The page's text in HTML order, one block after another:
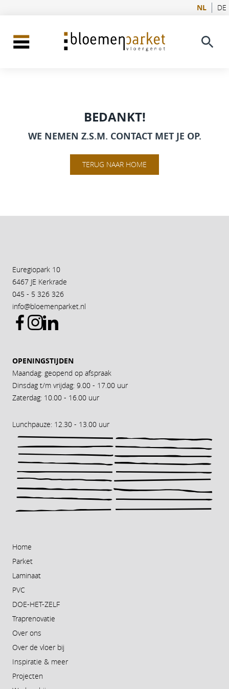
NL DE
BEDANKT!
WE NEMEN Z.S.M. CONTACT MET JE OP.
TERUG NAAR HOME
Euregiopark 10
6467 JE Kerkrade
045 - 5 326 326
info@bloemenparket.nl
OPENINGSTIJDEN
Maandag: geopend op afspraak
Dinsdag t/m vrijdag: 9.00 - 17.00 uur
Zaterdag: 10.00 - 16.00 uur
Lunchpauze: 12.30 - 13.00 uur
Home
Parket
Laminaat
PVC
DOE-HET-ZELF
Traprenovatie
Over ons
Over de vloer bij
Inspiratie & meer
Projecten